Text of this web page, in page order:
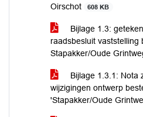
Oirschot
608 KB
Bijlage 1.3:
raadsbesluit vaststelling
Stapakker/Oude
Bijlage 1.3.1: Nota
wijzigingen ontwerp
'Stapakker/Oude